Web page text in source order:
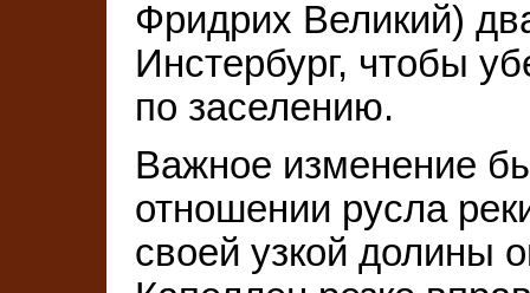
Фридрих Великий)
Инстербург, чтобы
по заселению.
Важное изменение
отношении русла
своей узкой долины